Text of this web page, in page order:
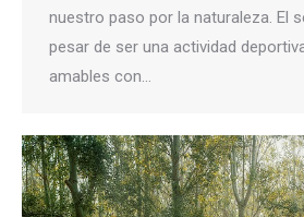
nuestro paso por la naturaleza. El
pesar de ser una actividad
amables con…